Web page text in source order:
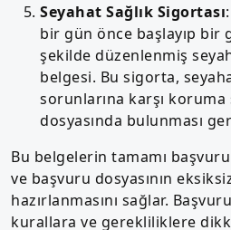
Seyahat Sağlık Sigortası
bir gün önce başlayıp bir
şekilde düzenlenmiş
belgesi. Bu sigorta,
sorunlarına karşı
dosyasında bulunması
Bu belgelerin tamamı
ve başvuru dosyasının
hazırlanmasını sağlar.
kurallara ve gerekliliklere